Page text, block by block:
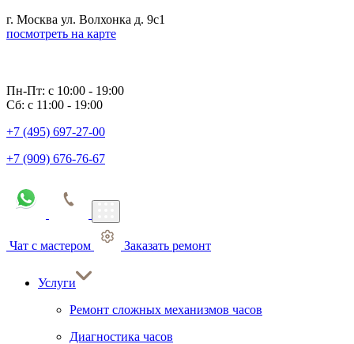
г. Москва ул. Волхонка д. 9с1
посмотреть на карте
Пн-Пт: с 10:00 - 19:00
Сб: с 11:00 - 19:00
+7 (495) 697-27-00
+7 (909) 676-76-67
Чат с мастером Заказать ремонт
Услуги
Ремонт сложных механизмов часов
Диагностика часов